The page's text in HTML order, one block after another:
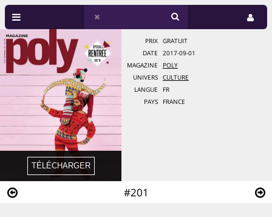
#201
PRIX
GRATUIT
DATE
2017-09-01
MAGAZINE
POLY
UNIVERS
CULTURE
LANGUE
FR
PAYS
FRANCE